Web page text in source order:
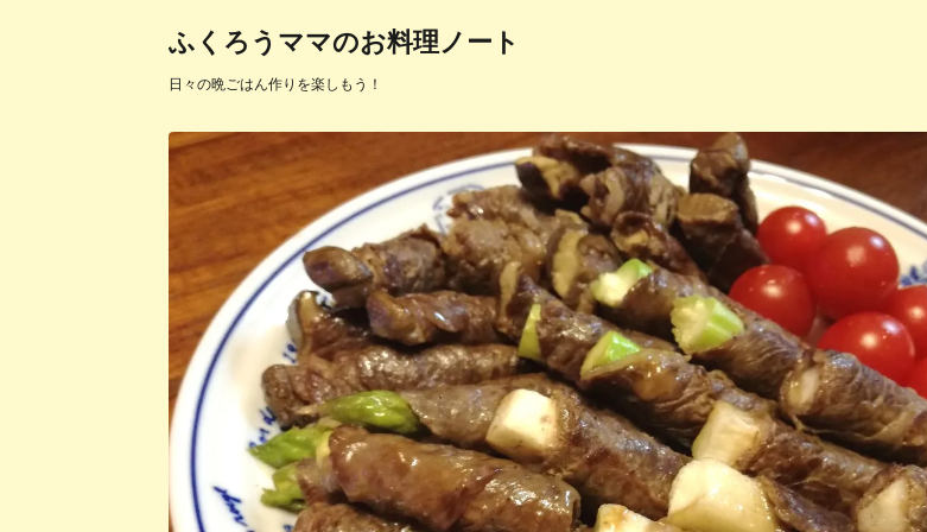
ふくろうママのお料理ノート
日々の晩ごはん作りを楽しもう！